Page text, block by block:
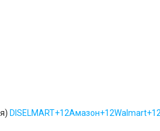
DISELMART+12Амазон+12Walmart+12